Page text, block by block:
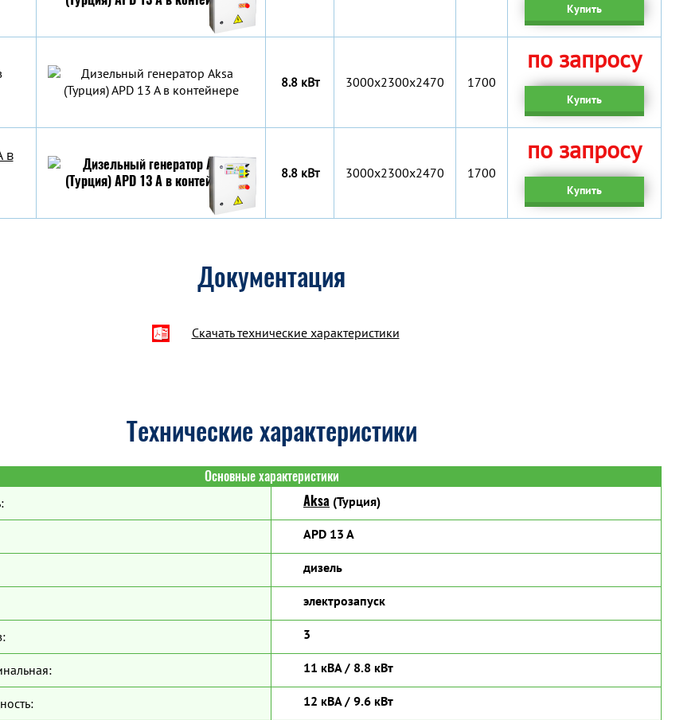
Купить
8.8 кВт 3000х2300х2470 1700
по запросу
Купить
в
8.8 кВт 3000х2300х2470 1700
по запросу
Купить
Документация
Скачать технические характеристики
Технические характеристики
Основные характеристики
Aksa (Турция)
APD 13 A
дизель
электрозапуск
3
11 кВА / 8.8 кВт
12 кВА / 9.6 кВт